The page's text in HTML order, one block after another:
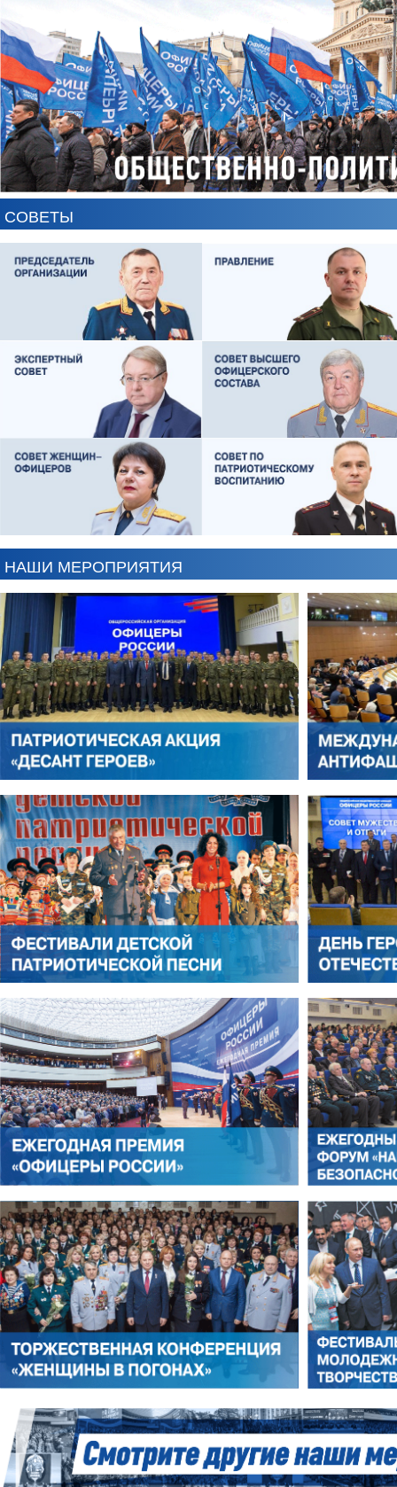
СОВЕТЫ
НАШИ МЕРОПРИЯТИЯ
АНТОН ЦВЕТКОВ
АЛЕКСАНДР ЯНЕВСКИЙ
ЛЕОНИД ЯКУБОВИЧ
РОМАН ШКУРЛАТОВ
ВИКТОР ЛИТОВКИН
АЛЕКСЕЙ ФИЛАТОВ
АЛЕКСАНДР
ВЛАДИМИР СЕМЕРДА